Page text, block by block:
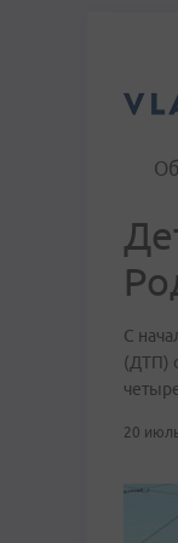
С
(ДТП)
20